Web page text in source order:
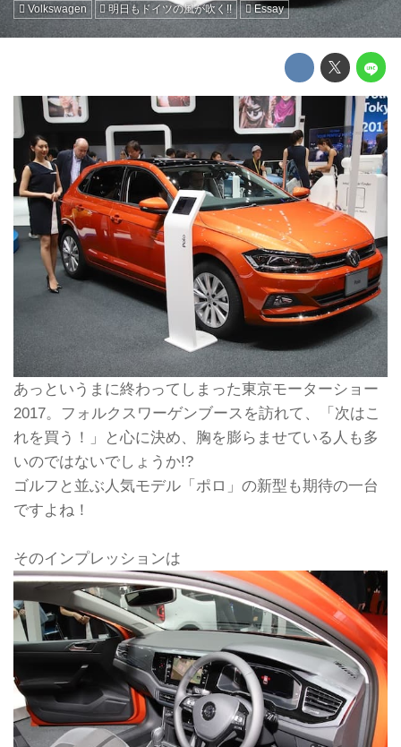
Volkswagen 明日もドイツの風が吹く!! Essay
あっというまに終わってしまった東京モーターショー
2017。フォルクスワーゲンブースを訪れて、「次はこ
れを買う！」と心に決め、胸を膨らませている人も多
いのではないでしょうか!?
ゴルフと並ぶ人気モデル「ポロ」の新型も期待の一台
ですよね！
そのインプレッションは